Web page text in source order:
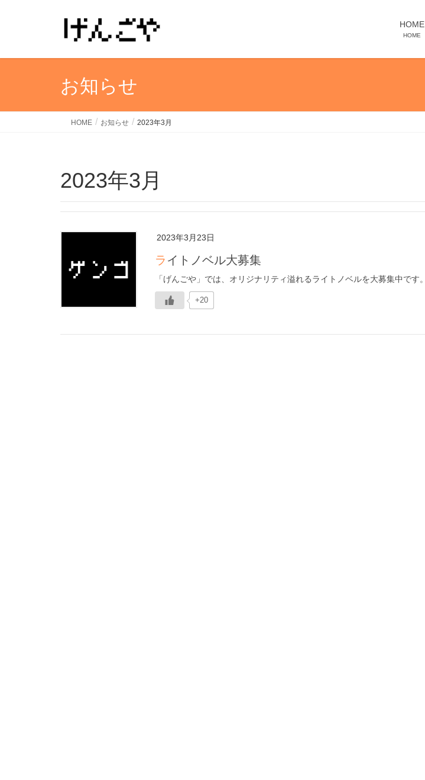
HOME
HOME
お知らせ
HOME お知らせ 2023年3月
2023年3月
2023年3月23日
ライトノベル大募集
「げんごや」では、オリジナリティ溢れるライトノベルを大募集中です。
+20